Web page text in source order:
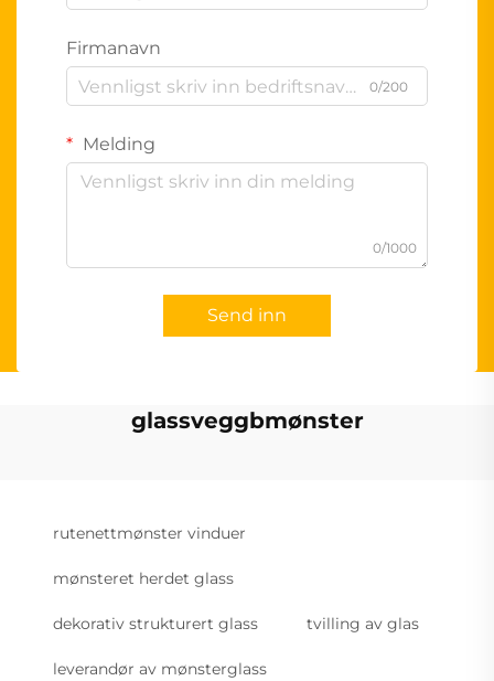
Firmanavn
0/200
Melding
0/1000
Send inn
glassveggbmønster
rutenettmønster vinduer
mønsteret herdet glass
dekorativ strukturert glass tvilling av glas
leverandør av mønsterglass